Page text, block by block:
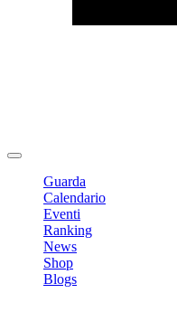
Guarda
Calendario
Eventi
Ranking
News
Shop
Blogs